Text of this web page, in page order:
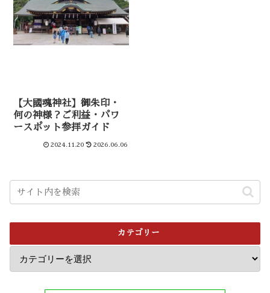
【大國魂神社】御朱印・
何の神様？ご利益・パワ
ースポット参拝ガイド
2024.11.20 2026.06.06
カテゴリー